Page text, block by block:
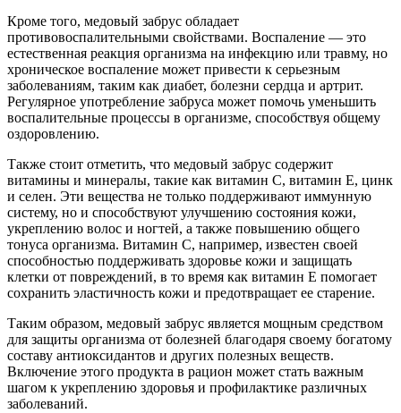
Кроме того, медовый забрус обладает
противовоспалительными свойствами. Воспаление — это
естественная реакция организма на инфекцию или травму, но
хроническое воспаление может привести к серьезным
заболеваниям, таким как диабет, болезни сердца и артрит.
Регулярное употребление забруса может помочь уменьшить
воспалительные процессы в организме, способствуя общему
оздоровлению.
Также стоит отметить, что медовый забрус содержит
витамины и минералы, такие как витамин C, витамин E, цинк
и селен. Эти вещества не только поддерживают иммунную
систему, но и способствуют улучшению состояния кожи,
укреплению волос и ногтей, а также повышению общего
тонуса организма. Витамин C, например, известен своей
способностью поддерживать здоровье кожи и защищать
клетки от повреждений, в то время как витамин E помогает
сохранить эластичность кожи и предотвращает ее старение.
Таким образом, медовый забрус является мощным средством
для защиты организма от болезней благодаря своему богатому
составу антиоксидантов и других полезных веществ.
Включение этого продукта в рацион может стать важным
шагом к укреплению здоровья и профилактике различных
заболеваний.